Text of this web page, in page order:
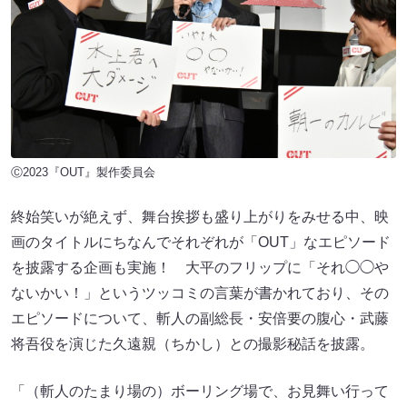
Ⓒ2023『OUT』製作委員会
終始笑いが絶えず、舞台挨拶も盛り上がりをみせる中、映
画のタイトルにちなんでそれぞれが「OUT」なエピソード
を披露する企画も実施！ ⼤平のフリップに「それ◯◯や
ないかい！」というツッコミの言葉が書かれており、その
エピソードについて、斬人の副総長・安倍要の腹心・武藤
将吾役を演じた久遠親（ちかし）との撮影秘話を披露。
「（斬人のたまり場の）ボーリング場で、お見舞い行って